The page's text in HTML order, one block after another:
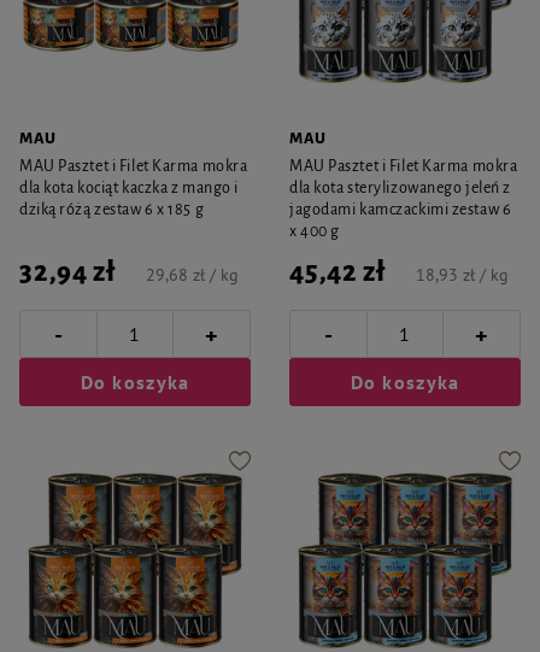
MAU
MAU Pasztet i Filet Karma mokra
dla kota kociąt kaczka z mango i
dziką różą zestaw 6 x 185 g
32,94 zł 29,68 zł / kg
- +
Do koszyka
MAU
MAU Pasztet i Filet Karma mokra
dla kota sterylizowanego jeleń z
jagodami kamczackimi zestaw 6
x 400 g
45,42 zł 18,93 zł / kg
- +
Do koszyka